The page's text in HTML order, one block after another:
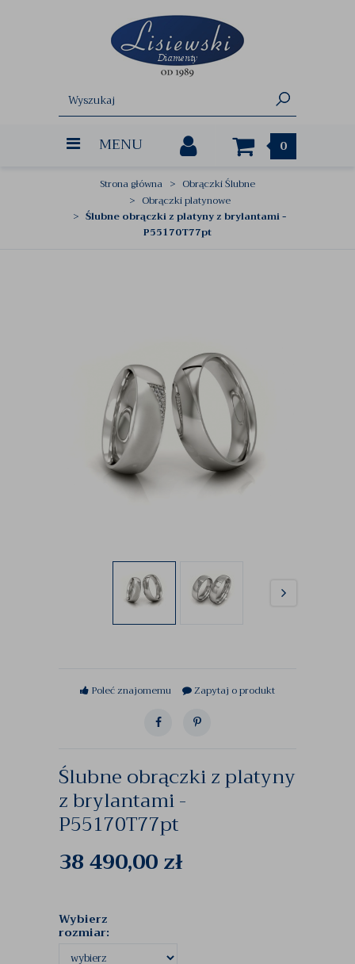
MENU 0
Strona główna
Obrączki Ślubne
Obrączki platynowe
Ślubne obrączki z platyny z brylantami -
P55170T77pt
Poleć znajomemu Zapytaj o produkt
Ślubne obrączki z platyny
z brylantami -
P55170T77pt
38 490,00zł
Wybierz
rozmiar: